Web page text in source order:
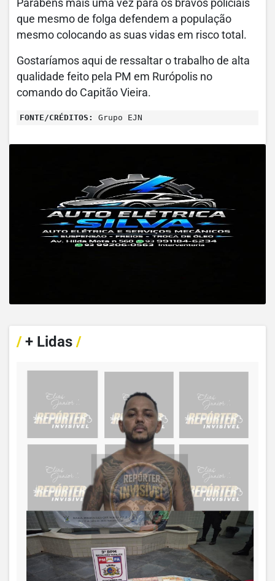
Parabéns mais uma vez para os bravos policiais
que mesmo de folga defendem a população
mesmo colocando as suas vidas em risco total.
Gostaríamos aqui de ressaltar o trabalho de alta
qualidade feito pela PM em Rurópolis no
comando do Capitão Vieira.
FONTE/CRÉDITOS: Grupo EJN
/+ Lidas /